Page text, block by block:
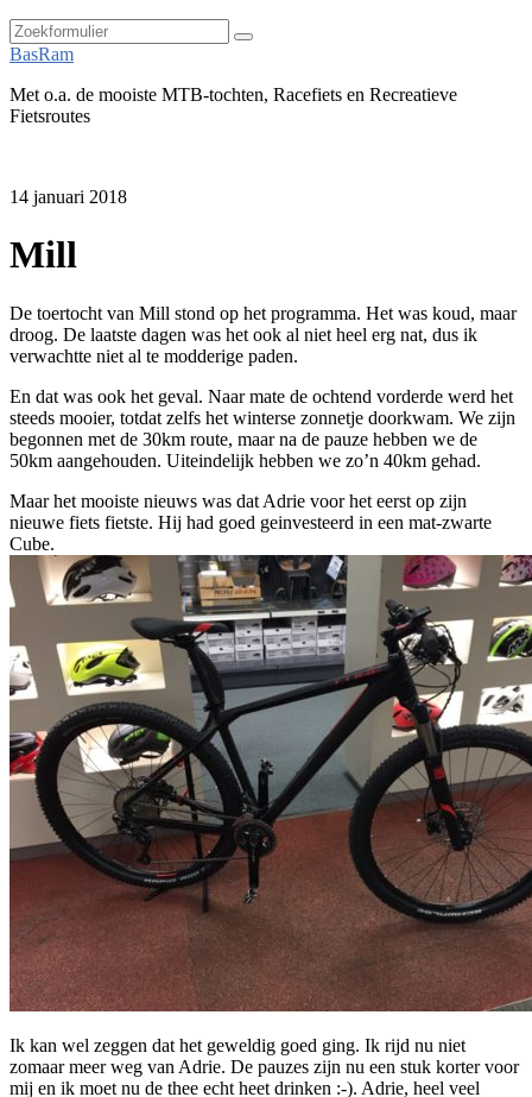
Zoeken
BasRam
Met o.a. de mooiste MTB-tochten, Racefiets en Recreatieve
Fietsroutes
14 januari 2018
Mill
De toertocht van Mill stond op het programma. Het was koud, maar
droog. De laatste dagen was het ook al niet heel erg nat, dus ik
verwachtte niet al te modderige paden.
En dat was ook het geval. Naar mate de ochtend vorderde werd het
steeds mooier, totdat zelfs het winterse zonnetje doorkwam. We zijn
begonnen met de 30km route, maar na de pauze hebben we de
50km aangehouden. Uiteindelijk hebben we zo’n 40km gehad.
Maar het mooiste nieuws was dat Adrie voor het eerst op zijn
nieuwe fiets fietste. Hij had goed geinvesteerd in een mat-zwarte
Cube.
Ik kan wel zeggen dat het geweldig goed ging. Ik rijd nu niet
zomaar meer weg van Adrie. De pauzes zijn nu een stuk korter voor
mij en ik moet nu de thee echt heet drinken :-). Adrie, heel veel